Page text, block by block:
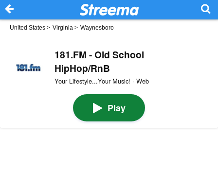
United States > Virginia > Waynesboro
181.FM - Old School
HipHop/RnB
Your Lifestyle...Your Music! · Web
Play